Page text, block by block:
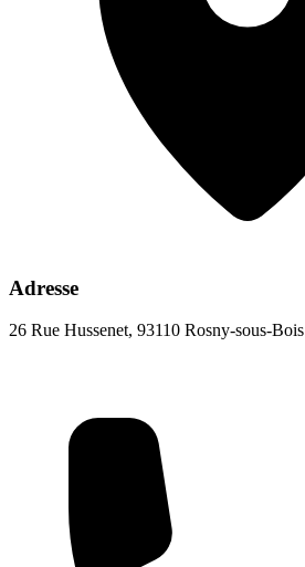
Adresse
26 Rue Hussenet, 93110 Rosny-sous-Bois